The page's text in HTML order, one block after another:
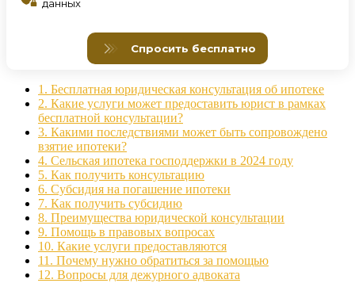
1. Бесплатная юридическая консультация об ипотеке
2. Какие услуги может предоставить юрист в рамках
бесплатной консультации?
3. Какими последствиями может быть сопровождено
взятие ипотеки?
4. Сельская ипотека господдержки в 2024 году
5. Как получить консультацию
6. Субсидия на погашение ипотеки
7. Как получить субсидию
8. Преимущества юридической консультации
9. Помощь в правовых вопросах
10. Какие услуги предоставляются
11. Почему нужно обратиться за помощью
12. Вопросы для дежурного адвоката